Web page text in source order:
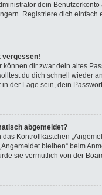
dein
Registriere dich
vergessen!
können dir zwar dein altes
du dich schnell wieder
in der Lage sein, dein
abgemeldet?
Kontrollkästchen
bleiben“ beim
sie vermutlich von der